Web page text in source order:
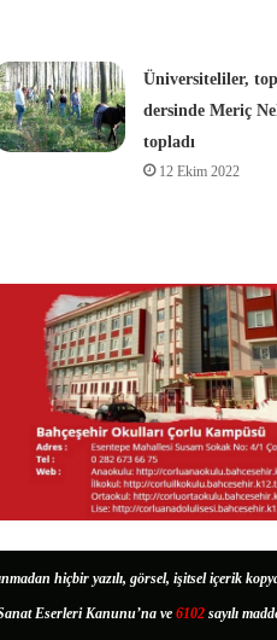
Üniversiteliler,
dersinde Meriç
topladı
12 Ekim 2022
hiçbir yazılı, görsel, işitsel içerik
Eserleri Kanunu’na ve 6102 sayılı